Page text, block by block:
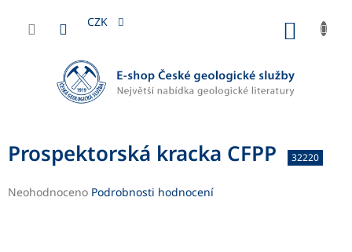
obsah
CZK
Prospektorská kracka CFPP 32220
Průměrné
Neohodnoceno Podrobnosti hodnocení